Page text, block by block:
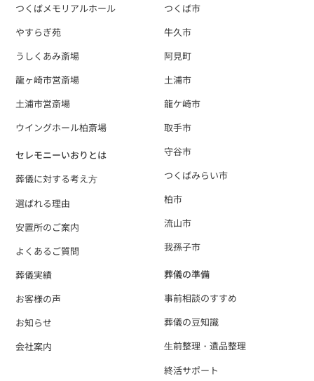
つくばメモリアルホール
やすらぎ苑
うしくあみ斎場
龍ヶ崎市営斎場
土浦市営斎場
ウイングホール柏斎場
つくば市
牛久市
阿見町
土浦市
龍ケ崎市
取手市
守谷市
つくばみらい市
柏市
流山市
我孫子市
セレモニーいおりとは
葬儀に対する考え⽅
選ばれる理由
安置所のご案内
よくあるご質問
葬儀実績
お客様の声
お知らせ
会社案内
葬儀の準備
事前相談のすすめ
葬儀の豆知識
⽣前整理・遺品整理
終活サポート